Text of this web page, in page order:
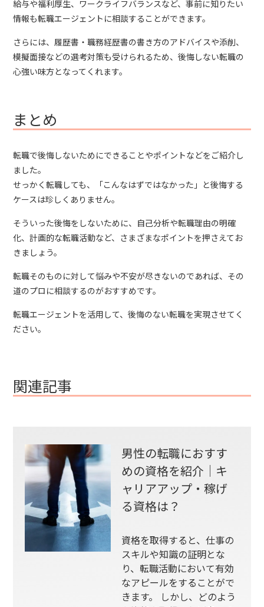
給与や福利厚生、ワークライフバランスなど、事前に知りたい
情報も転職エージェントに相談することができます。
さらには、履歴書・職務経歴書の書き方のアドバイスや添削、
模擬面接などの選考対策も受けられるため、後悔しない転職の
心強い味方となってくれます。
まとめ
転職で後悔しないためにできることやポイントなどをご紹介し
ました。
せっかく転職しても、「こんなはずではなかった」と後悔する
ケースは珍しくありません。
そういった後悔をしないために、自己分析や転職理由の明確
化、計画的な転職活動など、さまざまなポイントを押さえてお
きましょう。
転職そのものに対して悩みや不安が尽きないのであれば、その
道のプロに相談するのがおすすめです。
転職エージェントを活用して、後悔のない転職を実現させてく
ださい。
関連記事
男性の転職におすす
めの資格を紹介｜キ
ャリアアップ・稼げ
る資格は？
資格を取得すると、仕事の
スキルや知識の証明とな
り、転職活動において有効
なアピールをすることがで
きます。 しかし、どのよう